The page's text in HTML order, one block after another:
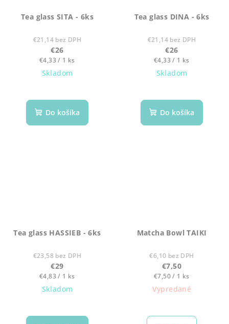
Tea glass SITA - 6ks
€21,14 bez DPH
€26
Jednotková
cena:
€4,33 / 1 ks
Skladom
Do košíka
Tea glass DINA - 6ks
€21,14 bez DPH
€26
Jednotková
cena:
€4,33 / 1 ks
Skladom
Do košíka
Tea glass HASSIEB - 6ks
€23,58 bez DPH
€29
Jednotková
cena:
€4,83 / 1 ks
Skladom
Matcha Bowl TAIKI
€6,10 bez DPH
€7,50
Jednotková
cena:
€7,50 / 1 ks
Vypredané